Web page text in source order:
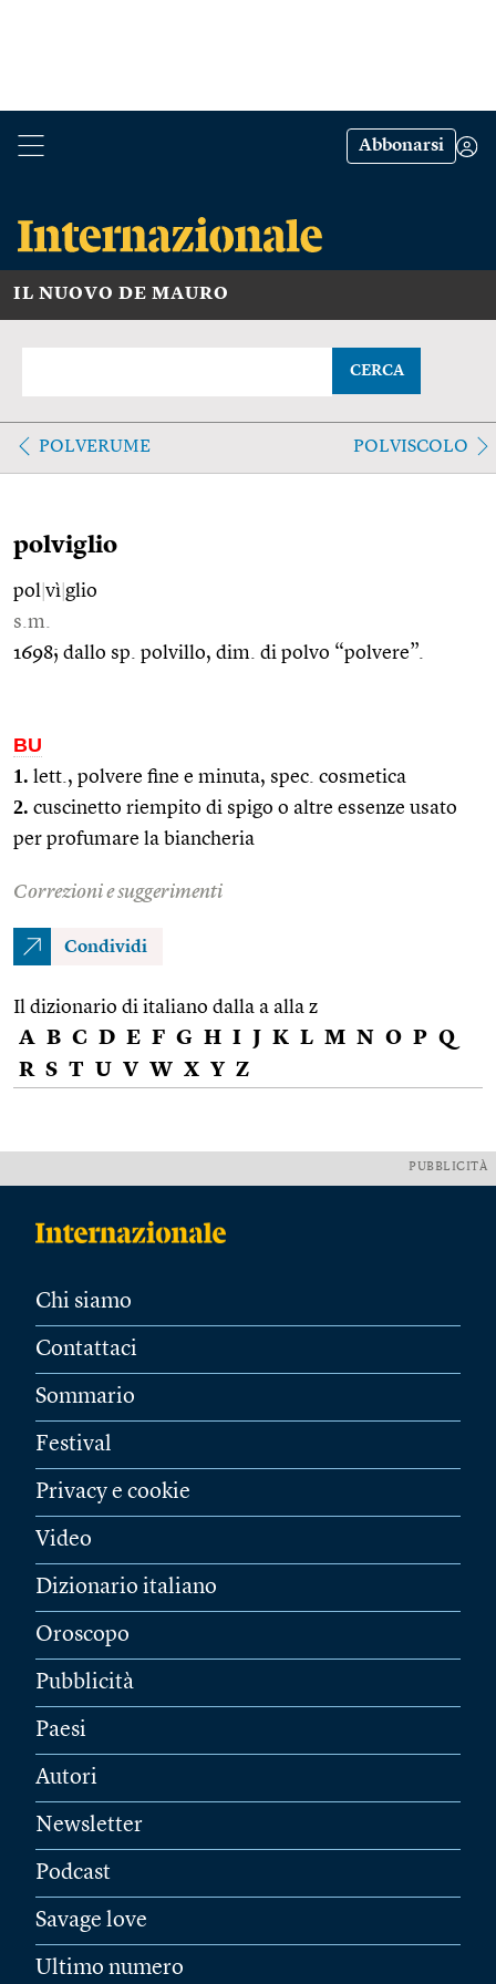
Abbonarsi
IL NUOVO DE MAURO
CERCA
POLVERUME POLVISCOLO
polviglio
pol vì glio
s.m.
1698; dallo sp. polvillo, dim. di polvo “polvere”.
BU
1. lett., polvere fine e minuta, spec. cosmetica
2. cuscinetto riempito di spigo o altre essenze usato
per profumare la biancheria
Correzioni e suggerimenti
Condividi
Il dizionario di italiano dalla a alla z
A B C D E F G H I J K L M N O P Q
R S T U V W X Y Z
PUBBLICITÀ
Chi siamo
Contattaci
Sommario
Festival
Privacy e cookie
Video
Dizionario italiano
Oroscopo
Pubblicità
Paesi
Autori
Newsletter
Podcast
Savage love
Ultimo numero